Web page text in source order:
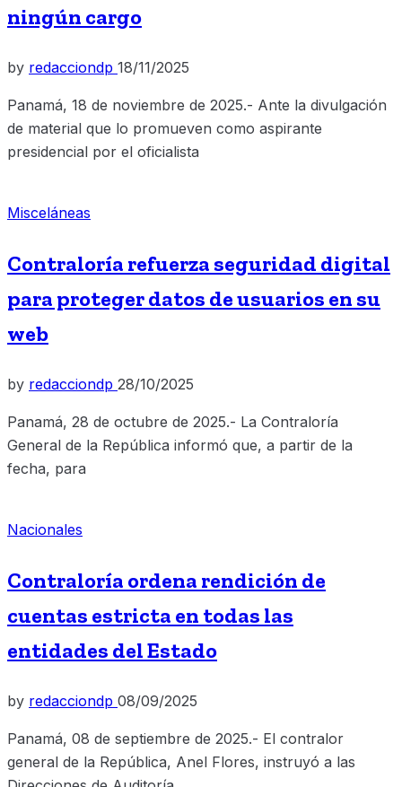
ningún cargo
by redacciondp 18/11/2025
Panamá, 18 de noviembre de 2025.- Ante la divulgación
de material que lo promueven como aspirante
presidencial por el oficialista
Misceláneas
Contraloría refuerza seguridad digital
para proteger datos de usuarios en su
web
by redacciondp 28/10/2025
Panamá, 28 de octubre de 2025.- La Contraloría
General de la República informó que, a partir de la
fecha, para
Nacionales
Contraloría ordena rendición de
cuentas estricta en todas las
entidades del Estado
by redacciondp 08/09/2025
Panamá, 08 de septiembre de 2025.- El contralor
general de la República, Anel Flores, instruyó a las